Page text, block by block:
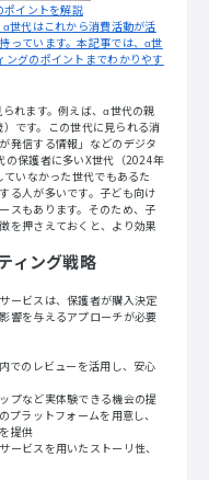
ポイントを解説
世代はこれから消費活動が活
っています。本記事では、α世
グのポイントまでわかりやす
れます。例えば、α世代の親
です。この世代に見られる消
発信する情報」などのデジタ
の保護者に多いX世代（2024年
いなかった世代でもあるた
る人が多いです。子ども向け
スもあります。そのため、子
を押さえておくと、より効果
ィング戦略
ービスは、保護者が購入決定
響を与えるアプローチが必要
でのレビューを活用し、安心
プなど実体験できる機会の提
ラットフォームを用意し、
提供
ービスを用いたストーリ性、